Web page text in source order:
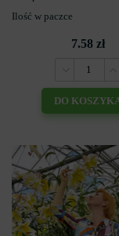
Ilość w paczce
7.58 zł
DO